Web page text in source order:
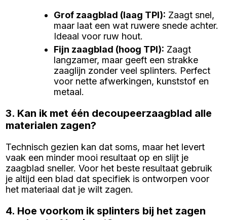
Grof zaagblad (laag TPI): Zaagt snel,
maar laat een wat ruwere snede achter.
Ideaal voor ruw hout.
Fijn zaagblad (hoog TPI): Zaagt
langzamer, maar geeft een strakke
zaaglijn zonder veel splinters. Perfect
voor nette afwerkingen, kunststof en
metaal.
3. Kan ik met één decoupeerzaagblad alle
materialen zagen?
Technisch gezien kan dat soms, maar het levert
vaak een minder mooi resultaat op en slijt je
zaagblad sneller. Voor het beste resultaat gebruik
je altijd een blad dat specifiek is ontworpen voor
het materiaal dat je wilt zagen.
4. Hoe voorkom ik splinters bij het zagen